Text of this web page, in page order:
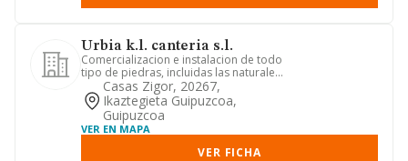
Urbia k.l. canteria s.l.
Comercializacion e instalacion de todo
tipo de piedras, incluidas las naturales,
en todo tipo de ob...
Casas Zigor, 20267,
Ikaztegieta Guipuzcoa,
Guipuzcoa
VER EN MAPA
VER FICHA